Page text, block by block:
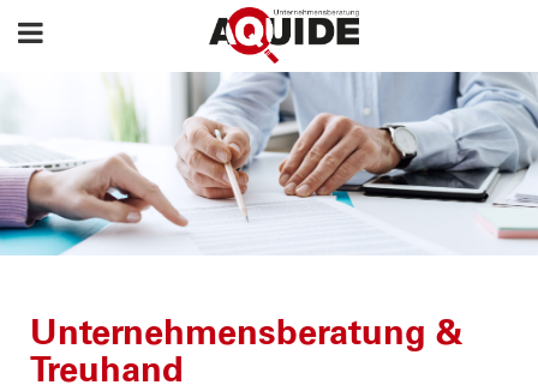
Unternehmensberatung &
Treuhand